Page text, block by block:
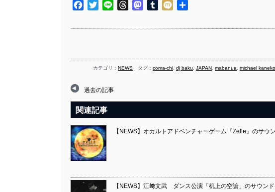
Facebook
TwitterLine ThreadsMastodon
TumblrMixi
カテゴリ： NEWS タグ： coma-chi, dj baku, JAPAN, mabanua, michael kaneko
過去の記事
関連記事
【NEWS】オカルトアドベンチャーゲーム『Zelle』のサウ
【NEWS】江﨑⽂武 ダンス公演「机上の空論」のサウン